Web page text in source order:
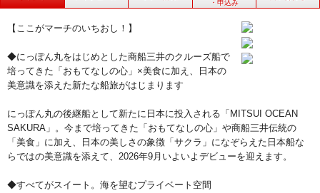
・申込み
【ここがマーチのいちおし！】
◆にっぽん丸をはじめとした商船三井のクルーズ船で
培ってきた「おもてなしの心」×美食に加え、日本の
美意識を添えた新たな船旅がはじまります
にっぽん丸の後継船として新たに日本に投入される「MITSUI OCEAN
SAKURA」。今まで培ってきた「おもてなしの心」や商船三井伝統の
「美食」に加え、日本の美しさの象徴「サクラ」になぞらえた日本船な
らではの美意識を添えて、2026年9月いよいよデビューを迎えます。
◆すべてがスイート。海を望むプライベート空間